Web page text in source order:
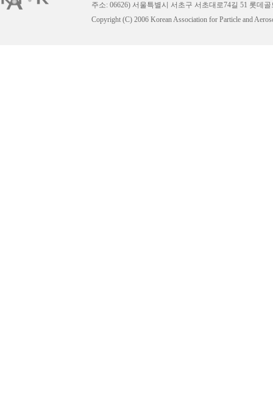
주소: 06626) 서울특별시 서초구 서초대로74길 51 롯데
Copyright (C) 2006 Korean Association for Particle and